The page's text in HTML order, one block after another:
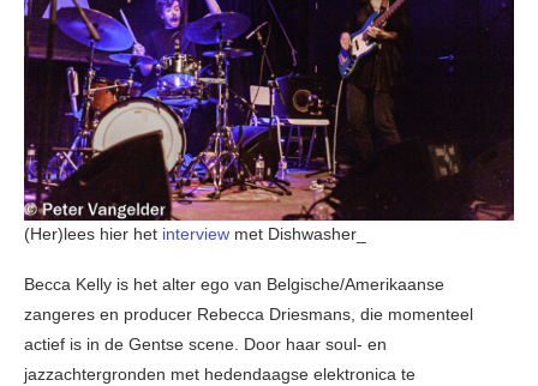
(Her)lees hier het interview met Dishwasher_
Becca Kelly is het alter ego van Belgische/Amerikaanse
zangeres en producer Rebecca Driesmans, die momenteel
actief is in de Gentse scene. Door haar soul- en
jazzachtergronden met hedendaagse elektronica te